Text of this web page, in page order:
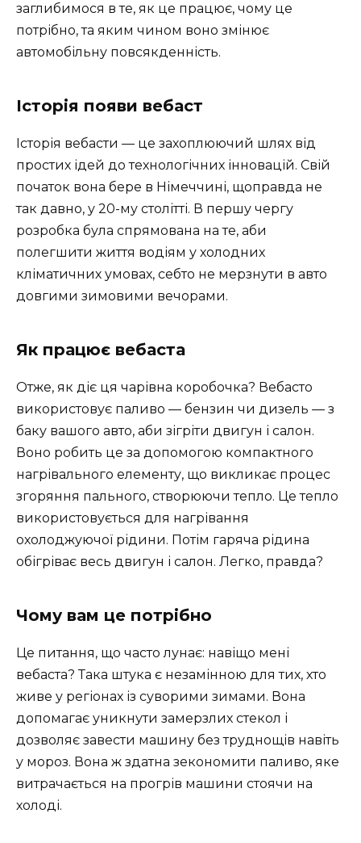
заглибимося в те, як це працює, чому це
потрібно, та яким чином воно змінює
автомобільну повсякденність.
Історія появи вебаст
Історія вебасти — це захоплюючий шлях від
простих ідей до технологічних інновацій. Свій
початок вона бере в Німеччині, щоправда не
так давно, у 20-му столітті. В першу чергу
розробка була спрямована на те, аби
полегшити життя водіям у холодних
кліматичних умовах, себто не мерзнути в авто
довгими зимовими вечорами.
Як працює вебаста
Отже, як діє ця чарівна коробочка? Вебасто
використовує паливо — бензин чи дизель — з
баку вашого авто, аби зігріти двигун і салон.
Воно робить це за допомогою компактного
нагрівального елементу, що викликає процес
згоряння пального, створюючи тепло. Це тепло
використовується для нагрівання
охолоджуючої рідини. Потім гаряча рідина
обігріває весь двигун і салон. Легко, правда?
Чому вам це потрібно
Це питання, що часто лунає: навіщо мені
вебаста? Така штука є незамінною для тих, хто
живе у регіонах із суворими зимами. Вона
допомагає уникнути замерзлих стекол і
дозволяє завести машину без труднощів навіть
у мороз. Вона ж здатна зекономити паливо, яке
витрачається на прогрів машини стоячи на
холоді.